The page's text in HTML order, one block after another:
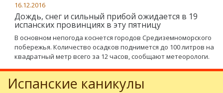
16.12.2016
Дождь, снег и сильный прибой ожидается в 19
испанских провинциях в эту пятницу
В основном непогода коснется городов Средиземноморского
побережья. Количество осадков поднимется до 100 литров на
квадратный метр всего за 12 часов, сообщают метеорологи.
Испанские каникулы